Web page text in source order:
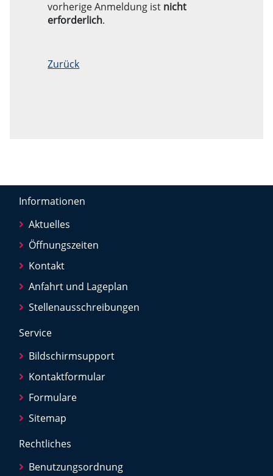
vorherige Anmeldung ist nicht
erforderlich.
Zurück
Informationen
Aktuelles
Öffnungszeiten
Kontakt
Anfahrt und Lageplan
Stellenausschreibungen
Service
Bildschirmsupport
Kontaktformular
Formulare
Sitemap
Rechtliches
Benutzungsordnung